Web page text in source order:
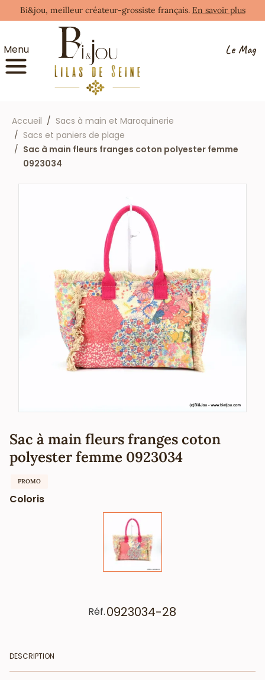
Bi&jou, meilleur créateur-grossiste français. En savoir plus
Menu Le Mag
Accueil
Sacs à main et Maroquinerie
Sacs et paniers de plage
Sac à main fleurs franges coton polyester femme
0923034
Sac à main fleurs franges coton
polyester femme 0923034
PROMO
Coloris
Réf.0923034-28
DESCRIPTION